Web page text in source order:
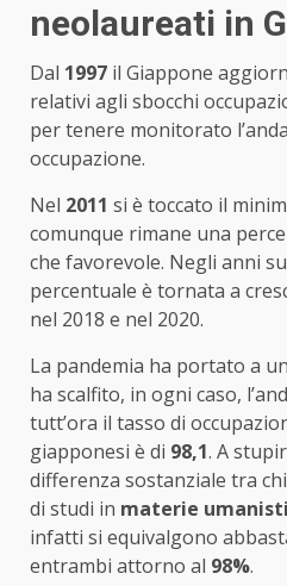
neolaureati in
Dal 1997 il Giappone
relativi agli sbocchi
per tenere monitorato
occupazione.
Nel 2011 si è toccato il
comunque rimane una
che favorevole. Negli anni
percentuale è tornata a
nel 2018 e nel 2020.
La pandemia ha portato a
ha scalfito, in ogni caso,
tutt’ora il tasso di
giapponesi è di 98,1. A
differenza sostanziale tra
di studi in materie
infatti si equivalgono
entrambi attorno al 98%.